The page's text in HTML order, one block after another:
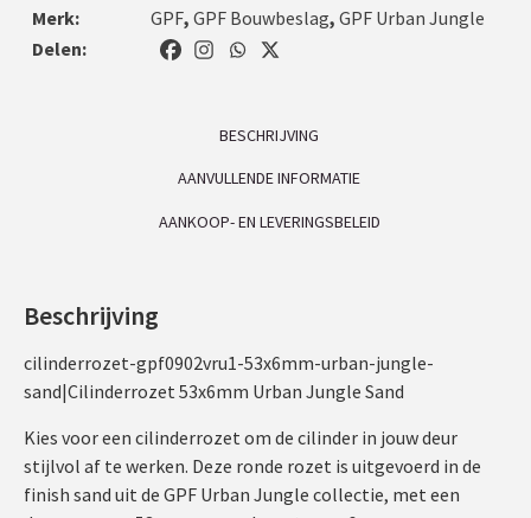
Merk:
GPF, GPF Bouwbeslag, GPF Urban Jungle
Delen:
BESCHRIJVING
AANVULLENDE INFORMATIE
AANKOOP- EN LEVERINGSBELEID
Beschrijving
cilinderrozet-gpf0902vru1-53x6mm-urban-jungle-
sand|Cilinderrozet 53x6mm Urban Jungle Sand
Kies voor een cilinderrozet om de cilinder in jouw deur
stijlvol af te werken. Deze ronde rozet is uitgevoerd in de
finish sand uit de GPF Urban Jungle collectie, met een